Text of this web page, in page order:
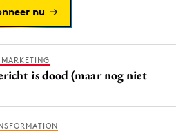
nu
is dood (maar nog niet